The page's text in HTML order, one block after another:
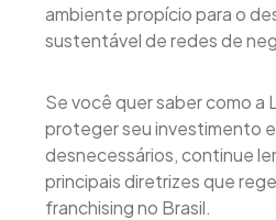
ambiente propício para o
sustentável de redes de
Se você quer saber como a
proteger seu investimento
desnecessários, continue
principais diretrizes que
franchising no Brasil.